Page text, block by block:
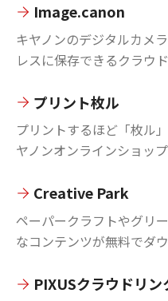
Image.canon
キヤノンのデジタルカメ
レスに保存できるクラウ
プリント枚ル
プリントするほど「枚ル
ヤノンオンラインショッ
Creative Park
ペーパークラフトやグリ
なコンテンツが無料でダ
PIXUSクラウドリン